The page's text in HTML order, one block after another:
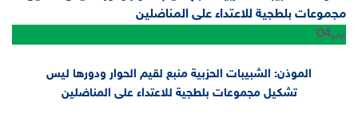
04يوليو
الموذن: الشبيبات الحزبية منبع لقيم الحوار ودورها ليس
تشكيل مجموعات بلطجية للاعتداء على المناضلين